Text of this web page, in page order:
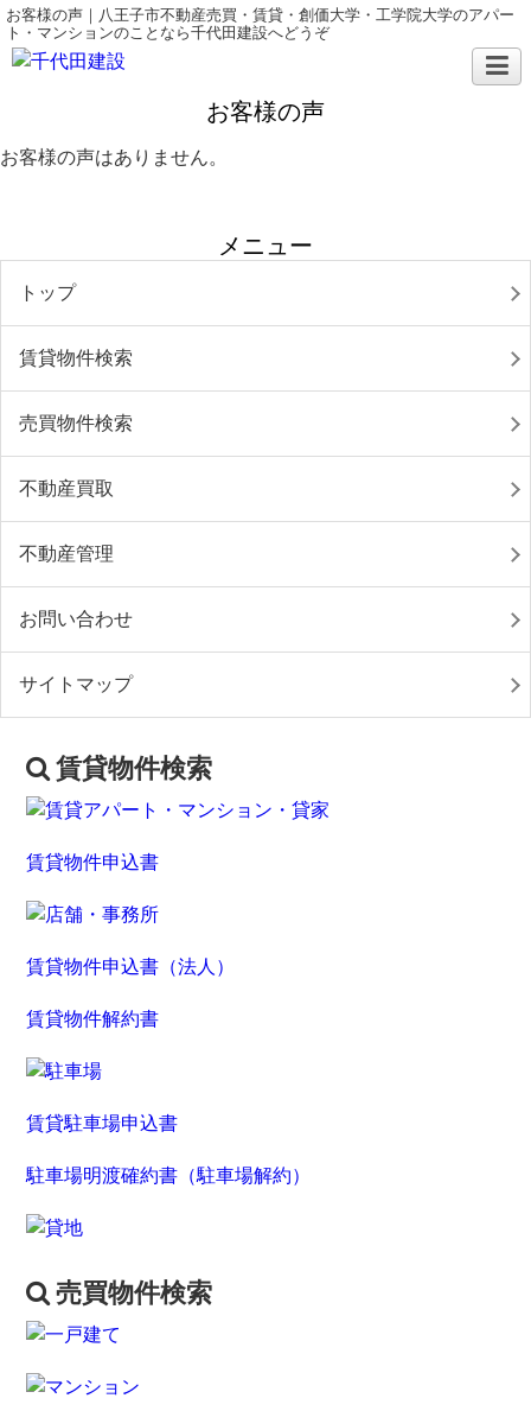
お客様の声｜八王子市不動産売買・賃貸・創価大学・工学院大学のアパー
ト・マンションのことなら千代田建設へどうぞ
お客様の声
お客様の声はありません。
メニュー
トップ
賃貸物件検索
売買物件検索
不動産買取
不動産管理
お問い合わせ
サイトマップ
賃貸物件検索
賃貸物件申込書
賃貸物件申込書（法人）
賃貸物件解約書
賃貸駐車場申込書
駐車場明渡確約書（駐車場解約）
売買物件検索